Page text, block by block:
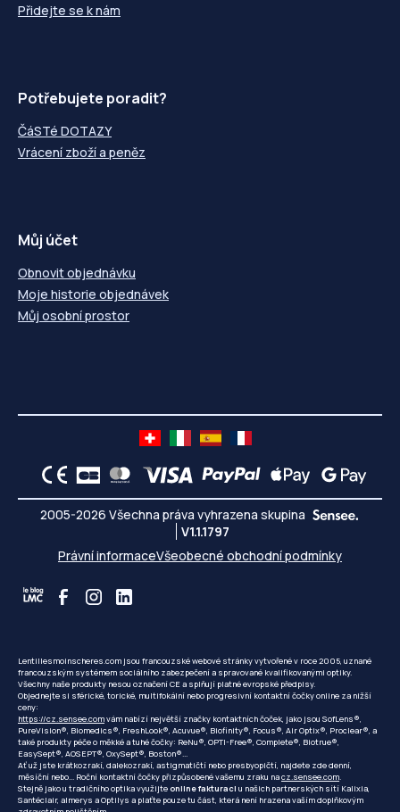
Přidejte se k nám
Potřebujete poradit?
ČáSTé DOTAZY
Vrácení zboží a peněz
Můj účet
Obnovit objednávku
Moje historie objednávek
Můj osobní prostor
2005-2026 Všechna práva vyhrazena skupina
V1.1.1797
Právní informaceVšeobecné obchodní podmínky
Lentillesmoinscheres.com jsou francouzské webové stránky vytvořené v roce 2005, uznané
francouzským systémem sociálního zabezpečení a spravované kvalifikovanými optiky.
Všechny naše produkty nesou označení CE a splňují platné evropské předpisy.
Objednejte si sférické, torické, multifokální nebo progresivní kontaktní čočky online za nižší
ceny:
https://cz.sensee.comvám nabízí největší značky kontaktních čoček, jako jsou SofLens®,
PureVision®, Biomedics®, FreshLook®, Acuvue®, Biofinity®, Focus®, Air Optix®, Proclear®, a
také produkty péče o měkké a tuhé čočky: ReNu®, OPTI-Free®, Complete®, Biotrue®,
EasySept®, AOSEPT®, OxySept®, Boston®...
Ať už jste krátkozrakí, dalekozrakí, astigmatičtí nebo presbyopičtí, najdete zde denní,
měsíční nebo... Roční kontaktní čočky přizpůsobené vašemu zraku nacz.sensee.com.
Stejně jako u tradičního optika využijteonline fakturaci u našich partnerských sítí Kalixia,
Santéclair, almerys a Optilys a plaťte pouze tu část, která není hrazena vaším doplňkovým